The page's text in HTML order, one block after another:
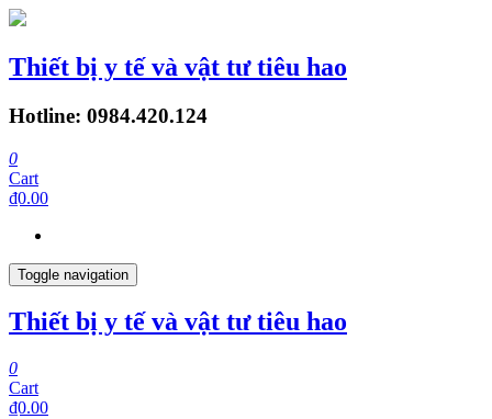
Thiết bị y tế và vật tư tiêu hao
Hotline: 0984.420.124
0
Cart
₫0.00
Toggle navigation
Thiết bị y tế và vật tư tiêu hao
0
Cart
₫0.00